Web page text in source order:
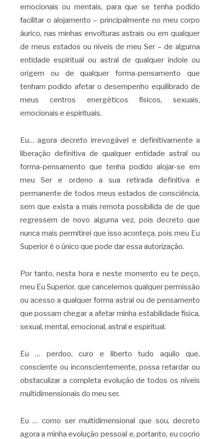
emocionais ou mentais, para que se tenha podido
facilitar o alojamento – principalmente no meu corpo
áurico, nas minhas envolturas astrais ou em qualquer
de meus estados ou níveis de meu Ser – de alguma
entidade espiritual ou astral de qualquer índole ou
origem ou de qualquer forma-pensamento que
tenham podido afetar o desempenho equilibrado de
meus centros energéticos físicos, sexuais,
emocionais e espirituais.
Eu… agora decreto irrevogável e definitivamente a
liberação definitiva de qualquer entidade astral ou
forma-pensamento que tenha podido alojar-se em
meu Ser e ordeno a sua retirada definitiva e
permanente de todos meus estados de consciência,
sem que exista a mais remota possibilida de de que
regressem de novo alguma vez, pois decreto que
nunca mais permitirei que isso aconteça, pois meu Eu
Superior é o único que pode dar essa autorização.
Por tanto, nesta hora e neste momento eu te peço,
meu Eu Superior, que cancelemos qualquer permissão
ou acesso a qualquer forma astral ou de pensamento
que possam chegar a afetar minha estabilidade física,
sexual, mental, emocional, astral e espiritual.
Eu … perdoo, curo e liberto tudo aquilo que,
consciente ou inconscientemente, possa retardar ou
obstaculizar a completa evolução de todos os níveis
multidimensionais do meu ser.
Eu … como ser multidimensional que sou, decreto
agora a minha evolução pessoal e, portanto, eu cocrio